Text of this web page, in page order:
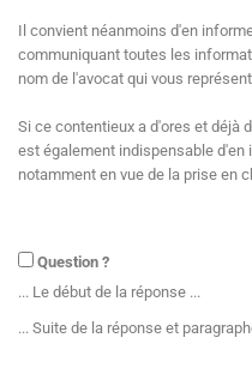
Il convient néanmoins d'en
communiquant toutes les
nom de l'avocat qui vous
Si ce contentieux a d'ores et déjà
est également indispensable d'en
notamment en vue de la prise en
Question ?
... Le début de la réponse ...
... Suite de la réponse et